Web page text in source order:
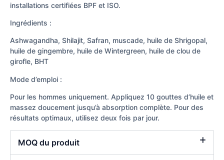
installations certifiées BPF et ISO.
Ingrédients :
Ashwagandha, Shilajit, Safran, muscade, huile de Shrigopal,
huile de gingembre, huile de Wintergreen, huile de clou de
girofle, BHT
Mode d’emploi :
Pour les hommes uniquement. Appliquez 10 gouttes d’huile et
massez doucement jusqu’à absorption complète. Pour des
résultats optimaux, utilisez deux fois par jour.
MOQ du produit